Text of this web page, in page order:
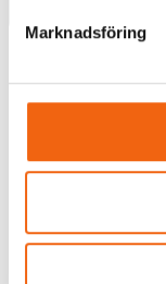
Marknadsföring
Tillbaka